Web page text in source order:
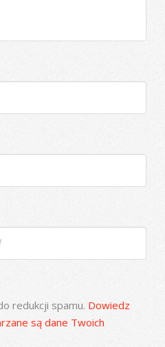
redukcji spamu. Dowiedz
są dane Twoich